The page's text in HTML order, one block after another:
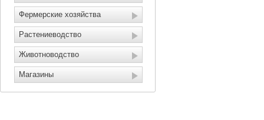
Фермерские хозяйства
Растениеводство
Животноводство
Магазины